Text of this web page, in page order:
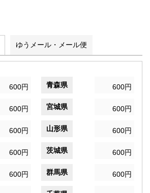
ゆうメール・メール便
600円 青森県 600円
600円 宮城県 600円
600円 山形県 600円
600円 茨城県 600円
600円 群馬県 600円